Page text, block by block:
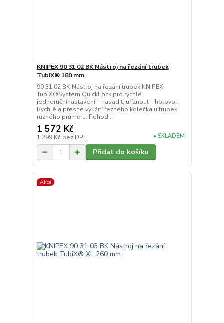
KNIPEX 90 31 02 BK Nástroj na řezání trubek
TubiX® 180 mm
90 31 02 BK Nástroj na řezání trubek KNIPEX
TubiX®Systém QuickLock pro rychlé
jednoručnínastavení – nasadit, uříznout – hotovo!.
Rychlé a přesné využití řezného kolečka u trubek
různého průměru. Pohod...
1 572 Kč
1 299 Kč bez DPH • SKLADEM
Přidat do košíku
Akce